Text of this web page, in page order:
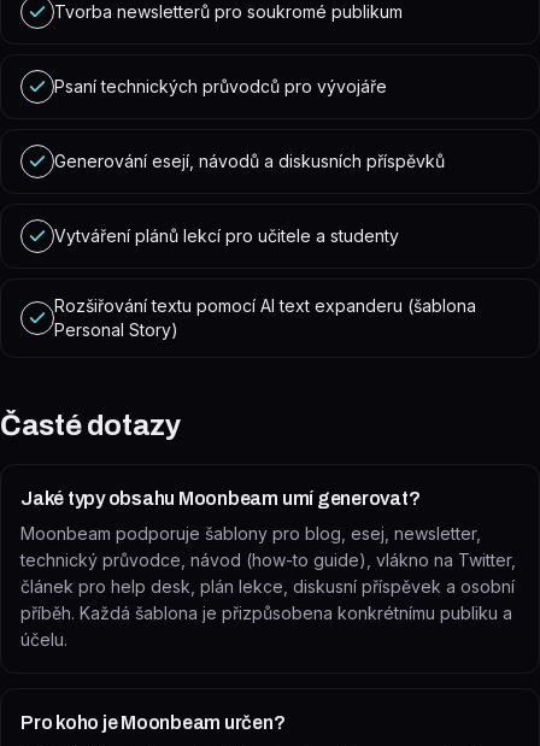
Tvorba newsletterů pro soukromé publikum
Psaní technických průvodců pro vývojáře
Generování esejí, návodů a diskusních příspěvků
Vytváření plánů lekcí pro učitele a studenty
Rozšiřování textu pomocí AI text expanderu (šablona
Personal Story)
Časté dotazy
Jaké typy obsahu Moonbeam umí generovat?
Moonbeam podporuje šablony pro blog, esej, newsletter,
technický průvodce, návod (how-to guide), vlákno na Twitter,
článek pro help desk, plán lekce, diskusní příspěvek a osobní
příběh. Každá šablona je přizpůsobena konkrétnímu publiku a
účelu.
Pro koho je Moonbeam určen?